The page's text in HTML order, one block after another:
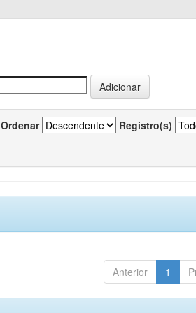
Ordenar Registro(s)
Anterior 1